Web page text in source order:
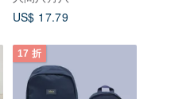
US$ 17.79
17 折